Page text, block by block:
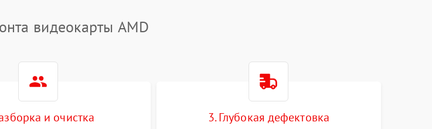
видеокарты AMD
и очистка 3. Глубокая дефектовка